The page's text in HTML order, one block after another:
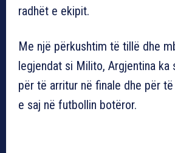
radhët e ekipit.
Me një përkushtim të tillë dhe
legjendat si Milito, Argjentina ka
për të arritur në finale dhe për
e saj në futbollin botëror.